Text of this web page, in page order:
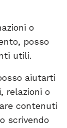
o
posso
utili.
aiutarti
relazioni o
contenuti
scrivendo